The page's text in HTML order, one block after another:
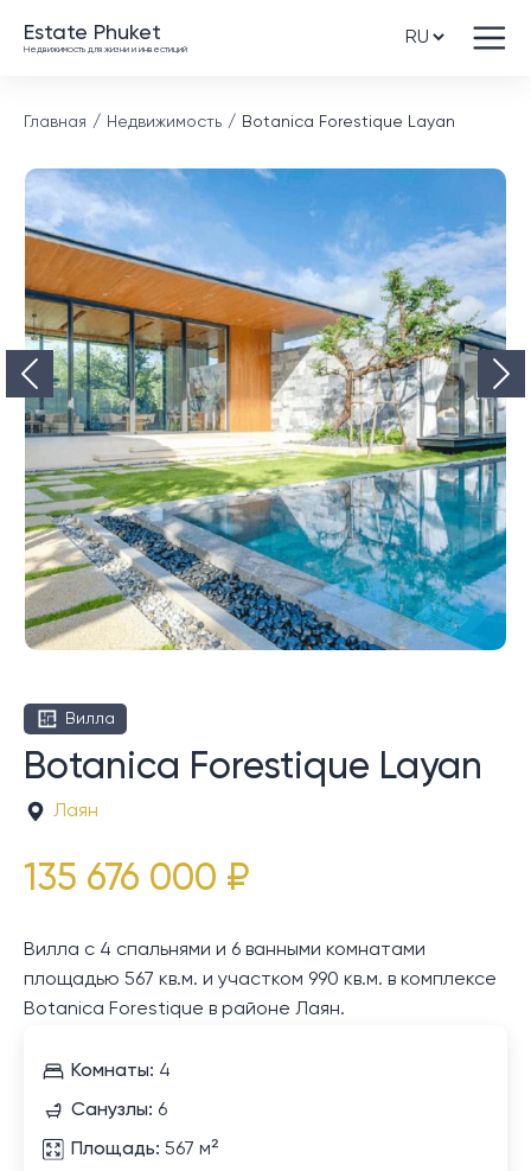
Estate Phuket
Недвижимость для жизни и инвестиций
Главная Недвижимость Botanica Forestique Layan
Вилла
Botanica Forestique Layan
Лаян
135 676 000 ₽
Вилла с 4 спальнями и 6 ванными комнатами
площадью 567 кв.м. и участком 990 кв.м. в комплексе
Botanica Forestique в районе Лаян.
Комнаты: 4
Санузлы: 6
Площадь: 567 м²